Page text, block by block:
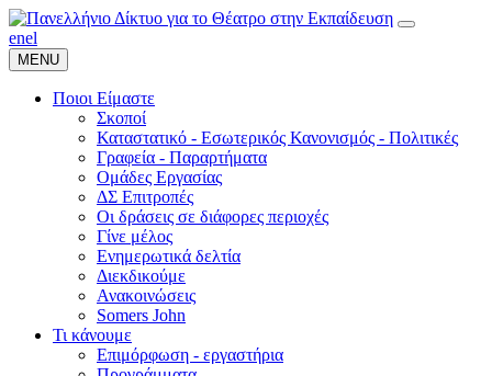
enel
MENU
Ποιοι Είμαστε
Σκοποί
Καταστατικό - Εσωτερικός Κανονισμός - Πολιτικές
Γραφεία - Παραρτήματα
Ομάδες Εργασίας
ΔΣ Επιτροπές
Οι δράσεις σε διάφορες περιοχές
Γίνε μέλος
Ενημερωτικά δελτία
Διεκδικούμε
Ανακοινώσεις
Somers John
Τι κάνουμε
Επιμόρφωση - εργαστήρια